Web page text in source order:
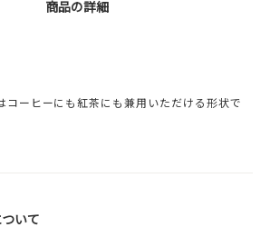
商品の詳細
ーヒーにも紅茶にも兼用いただける形状で
いて